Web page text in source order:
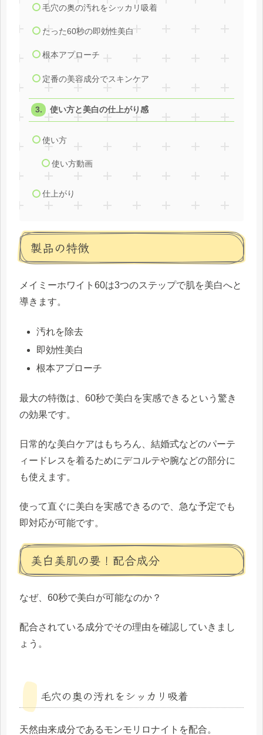
毛穴の奥の汚れをシッカリ吸着
たった60秒の即効性美白
根本アプローチ
定番の美容成分でスキンケア
使い方と美白の仕上がり感
使い方
使い方動画
仕上がり
製品の特徴
メイミーホワイト60は3つのステップで肌を美白へと
導きます。
汚れを除去
即効性美白
根本アプローチ
最大の特徴は、60秒で美白を実感できるという驚き
の効果です。
日常的な美白ケアはもちろん、結婚式などのパーテ
ィードレスを着るためにデコルテや腕などの部分に
も使えます。
使って直ぐに美白を実感できるので、急な予定でも
即対応が可能です。
美白美肌の要！配合成分
なぜ、60秒で美白が可能なのか？
配合されている成分でその理由を確認していきまし
ょう。
毛穴の奥の汚れをシッカリ吸着
天然由来成分であるモンモリロナイト を配合。